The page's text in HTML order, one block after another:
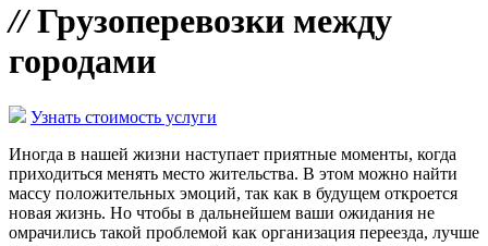
//Грузоперевозки между
городами
Узнать стоимость услуги
Иногда в нашей жизни наступает приятные моменты, когда
приходиться менять место жительства. В этом можно найти
массу положительных эмоций, так как в будущем откроется
новая жизнь. Но чтобы в дальнейшем ваши ожидания не
омрачились такой проблемой как организация переезда, лучше